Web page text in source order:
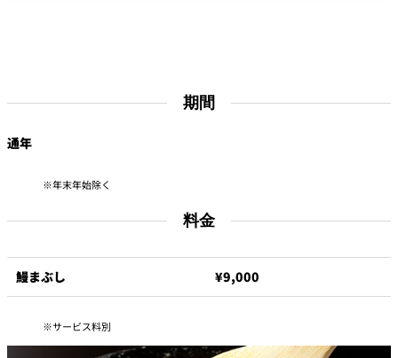
期間
通年
年末年始除く
料金
鰻まぶし ¥9,000
サービス料別